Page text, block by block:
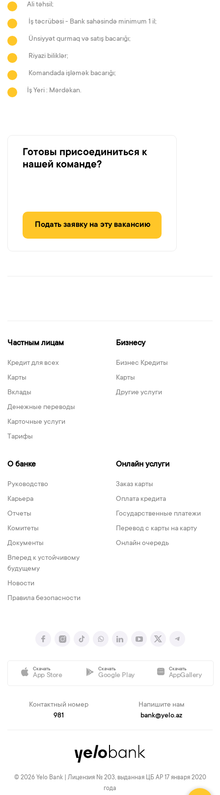
Ali təhsil;
İş təcrübəsi - Bank sahəsində minimum 1 il;
Ünsiyyət qurmaq və satış bacarığı;
Riyazi biliklər;
Komandada işləmək bacarığı;
İş Yeri : Mərdəkan.
Готовы присоединиться к
нашей команде?
Подать заявку на эту вакансию
Частным лицам
Кредит для всех
Карты
Вклады
Денежные переводы
Карточные услуги
Тарифы
Бизнесу
Бизнес Кредиты
Карты
Другие услуги
О банке
Руководство
Карьера
Отчеты
Комитеты
Документы
Вперед к устойчивому
будущему
Новости
Правила безопасности
Онлайн услуги
Заказ карты
Оплата кредита
Государственные платежи
Перевод с карты на карту
Онлайн очередь
Скачать
App Store
Скачать
Google Play
Скачать
AppGallery
Контактный номер
981
Напишите нам
bank@yelo.az
© 2026 Yelo Bank | Лицензия № 203, выданная ЦБ АР 17 января 2020
года